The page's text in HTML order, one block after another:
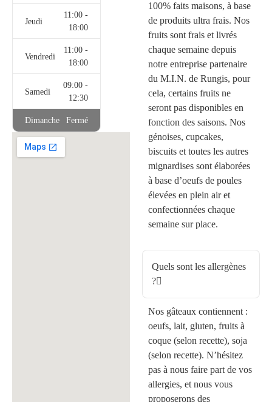
Jeudi
11:00 -
18:00
Vendredi
11:00 -
18:00
Samedi
09:00 -
12:30
Dimanche Fermé
100% faits maisons, à base
de produits ultra frais. Nos
fruits sont frais et livrés
chaque semaine depuis
notre entreprise partenaire
du M.I.N. de Rungis, pour
cela, certains fruits ne
seront pas disponibles en
fonction des saisons. Nos
génoises, cupcakes,
biscuits et toutes les autres
mignardises sont élaborées
à base d’oeufs de poules
élevées en plein air et
confectionnées chaque
semaine sur place.
Quels sont les allergènes
?
Nos gâteaux contiennent :
oeufs, lait, gluten, fruits à
coque (selon recette), soja
(selon recette). N’hésitez
pas à nous faire part de vos
allergies, et nous vous
proposerons des